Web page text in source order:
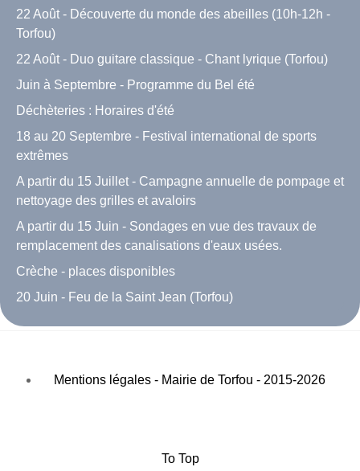
22 Août - Découverte du monde des abeilles (10h-12h -
Torfou)
22 Août - Duo guitare classique - Chant lyrique (Torfou)
Juin à Septembre - Programme du Bel été
Déchèteries : Horaires d'été
18 au 20 Septembre - Festival international de sports
extrêmes
A partir du 15 Juillet - Campagne annuelle de pompage et
nettoyage des grilles et avaloirs
A partir du 15 Juin - Sondages en vue des travaux de
remplacement des canalisations d'eaux usées.
Crèche - places disponibles
20 Juin - Feu de la Saint Jean (Torfou)
Mentions légales - Mairie de Torfou - 2015-2026
To Top